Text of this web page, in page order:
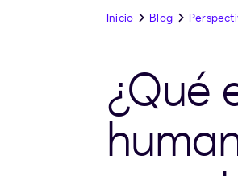
Inicio Blog
¿Qué